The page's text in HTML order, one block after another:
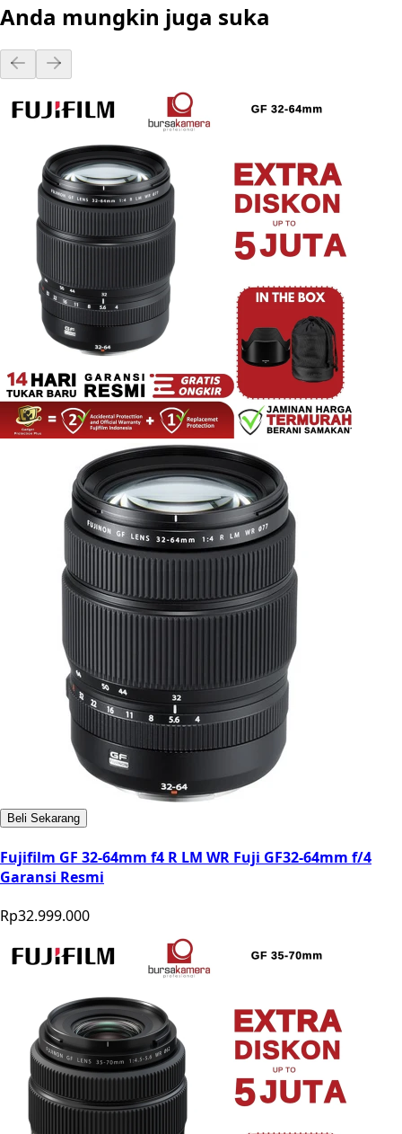
Anda mungkin juga suka
Beli Sekarang
Fujifilm GF 32-64mm f4 R LM WR Fuji GF32-64mm f/4
Garansi Resmi
Rp32.999.000